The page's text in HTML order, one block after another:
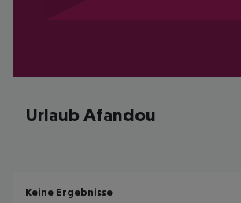
Urlaub Afandou
Keine Ergebnisse